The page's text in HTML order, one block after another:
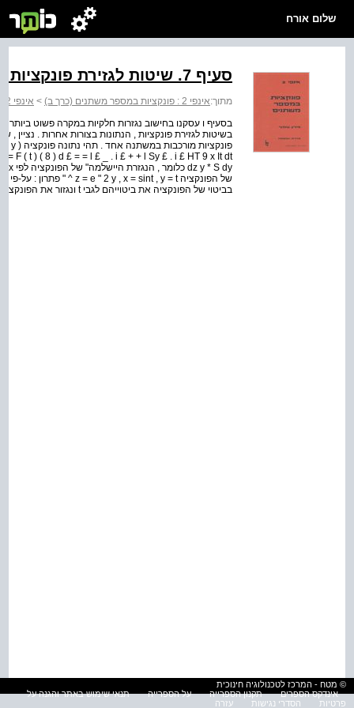
שלום אורח
סעיף 7. שיטות לגזירת פונקציות במספר משתנים
מתוך:אינפי 2 : פונקציות במספר משתנים (כרך ב) > אינפי 2 פונקציות במספר משתנים
בסעיף ו עסקנו בחישוב נגזרות חלקיות במקרה פשוט
בשיטות לגזירת פונקציות , הנתונות בצורות אחרות . נציין
בביטוי של הפונקציה את ביטוייהם לגבי t ונגזור את הפונקציה במשתנה אחד . תרגיל : חשב - £ של הפונקציה
© מטח - המרכז לטכנולוגיה חינוכית
אינדקס הספרים
תקנון הספרייה על הספרייה
תנאי שימוש באתר והגנה על
פרטיות
הסדרי נגישות עזרה